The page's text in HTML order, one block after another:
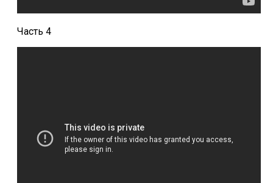
Часть 4